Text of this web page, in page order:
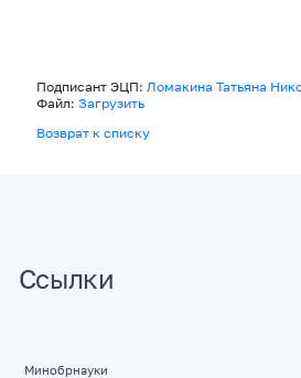
Подписант ЭЦП: Ломакина Татьяна
Файл: Загрузить
Возврат к списку
Ссылки
Минобрнауки